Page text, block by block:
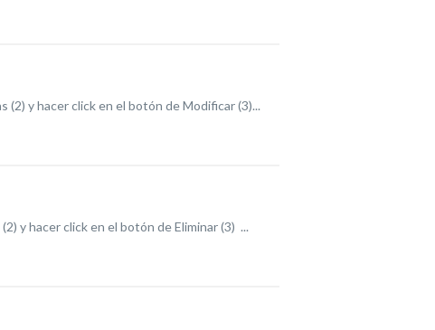
(2) y hacer click en el botón de Modificar (3)...
y hacer click en el botón de Eliminar (3) ...